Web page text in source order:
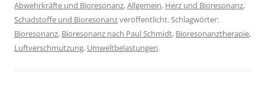
Abwehrkräfte und Bioresonanz,Allgemein, Herz und Bioresonanz,
Schadstoffe und Bioresonanzveröffentlicht. Schlagwörter:
Bioresonanz, Bioresonanz nach Paul Schmidt, Bioresonanztherapie,
Luftverschmutzung, Umweltbelastungen.